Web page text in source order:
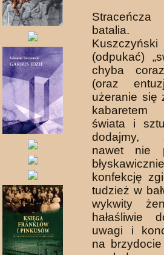
batalia.
(odpukać)
chyba
(oraz
użeranie się
świata i
dodajmy,
nawet nie
konfekcję
tudzież w
wykwity
hałaśliwie
uwagi i
na